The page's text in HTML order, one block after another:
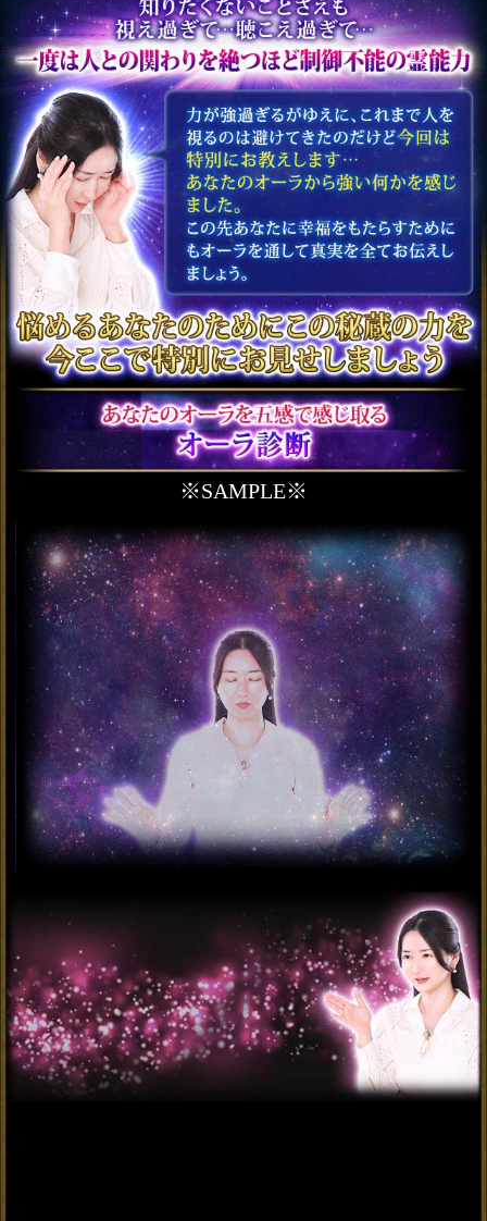
り、温度などの特性か
らあなたの生まれ持っ
た性質を紐解いてゆき
ましょう。
【色】 薄い赤
【形状】太陽のような形
【匂い】たんぽぽの香り
晩年まで安泰【あなたの
人生を導く霊視/全録20
項】訪れる運命＆幸福
会員価格2,255円(税込)
通常価格2,530円(税込)
名前/顔/声【生涯の伴侶を
特定霊視】あなたの結婚
占◆入籍日＆夫婦仲
通常価格2,750円(税込)
隠してもまる視え【本当
の気持ち伝える全20項】
あの人の恋願望＆不安
会員価格2,530円(税込)
通常価格2,860円(税込)
エロすぎる裏本性【あの
人が見せる夜の顔】SEX
相性◆一線を越える日
会員価格2,255円(税込)
通常価格2,530円(税込)
※SAMPLE※